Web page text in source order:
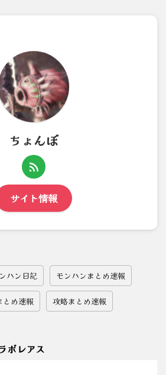
ちょんぼ
サイト情報
ハン日記 モンハンまとめ速報
とめ速報 攻略まとめ速報
ボレアス